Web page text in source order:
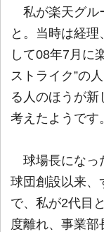
私が楽天グル
と。当時は経
して08年7月に
ストライク”の
る人のほうが新
考えたようです。
球場長になっ
球団創設以来、
で、私が2代目
度離れ、事業